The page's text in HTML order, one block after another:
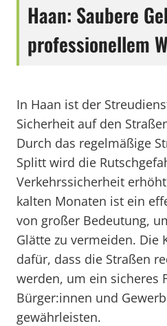
Haan: Saubere
professionellem
In Haan ist der
Sicherheit auf den
Durch das regelmäßige
Splitt wird die
Verkehrssicherheit
kalten Monaten ist ein
von großer Bedeutung,
Glätte zu vermeiden. Die
dafür, dass die Straßen
werden, um ein sicheres
Bürger:innen und
gewährleisten.